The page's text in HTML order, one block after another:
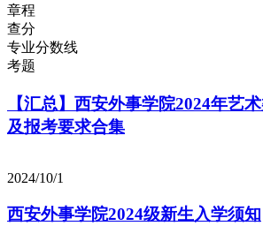
章程
查分
专业分数线
考题
【汇总】西安外事学院2024年艺
及报考要求合集
2024/10/1
西安外事学院2024级新生入学须知